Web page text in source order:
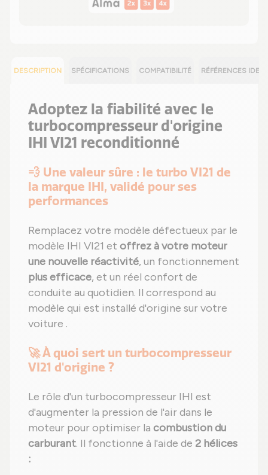
DESCRIPTION SPÉCIFICATIONS COMPATIBILITÉ RÉFÉRENCES
Adoptez la fiabilité avec le
turbocompresseur d'origine
IHI VI21 reconditionné
💨 Une valeur sûre : le turbo VI21 de
la marque IHI, validé pour ses
performances
Remplacez votre modèle défectueux par le
modèle IHI VI21 et offrez à votre moteur
une nouvelle réactivité, un fonctionnement
plus efficace, et un réel confort de
conduite au quotidien. Il correspond au
modèle qui est installé d'origine sur votre
voiture .
🚀 À quoi sert un turbocompresseur
VI21 d'origine ?
Le rôle d'un turbocompresseur IHI est
d'augmenter la pression de l'air dans le
moteur pour optimiser la combustion du
carburant. Il fonctionne à l'aide de 2 hélices
: